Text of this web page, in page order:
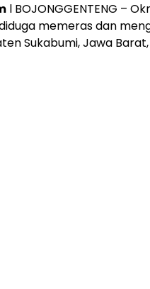
l BOJONGGENTENG –
memeras dan
Sukabumi, Jawa